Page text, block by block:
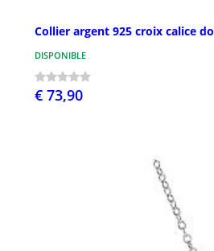
Collier argent 925 croix calice
DISPONIBLE
€ 73,90